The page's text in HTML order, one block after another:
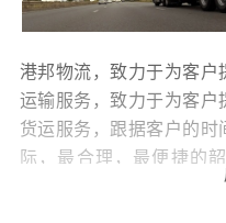
港邦物流，致力于为客户
运输服务，致力于为客户
货运服务，跟据客户的
际，最合理，最便捷的
案。让客户轻松享受"足